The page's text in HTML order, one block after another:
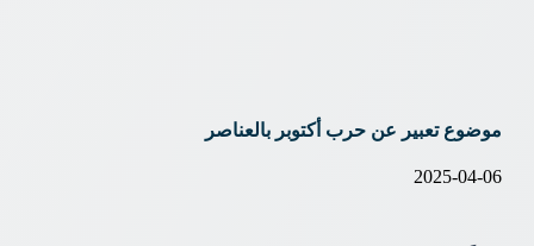
موضوع تعبير عن حرب أكتوبر بالعناصر
2025-04-06